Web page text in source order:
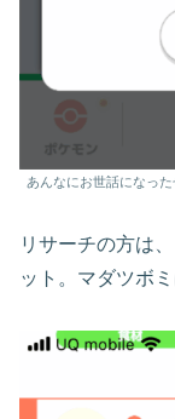
あんなにお世話になっ
リサーチの方は
ット。マダツボ